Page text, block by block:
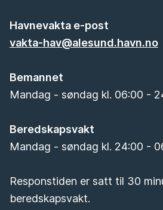
Havnevakta e-post
vakta-hav@alesund.havn.no
Bemannet
Mandag - søndag kl. 06:00 -
Beredskapsvakt
Mandag - søndag kl. 24:00 -
Responstiden er satt til 30
beredskapsvakt.